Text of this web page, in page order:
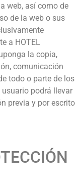
web, así como de
de la web o sus
a HOTEL
la copia,
comunicación
todo o parte de los
podrá llevar
previa y por escrito